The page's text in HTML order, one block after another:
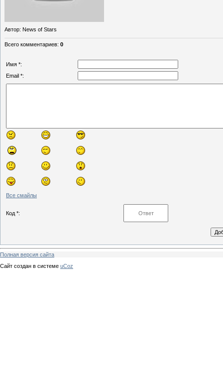
Автор: News of Stars
Всего комментариев: 0
Имя *:
Email *:
Все смайлы
Код *:
Полная версия сайта
Сайт создан в системе uCoz